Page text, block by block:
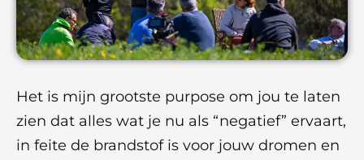
Het is mijn grootste purpose om jou te laten
zien dat alles wat je nu als “negatief” ervaart,
in feite de brandstof is voor jouw dromen en